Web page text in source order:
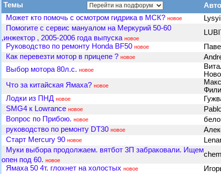
Темы
Может кто помочь с осмотром гидрика в МСК? новое
Помогите с сервис мануалом на Меркурий 50-60
,инжектор , 2005-2006 года выпуска новое
Руководство по ремонту Honda BF50 новое
Как перевезти мотор в прицепе ? новое
Выбор мотора 80л.с. новое
Что за китайская Ямаха? новое
Лодки из ПНД новое
SMG4 к Lowrance новое
Вопрос по Прибою. новое
руководство по ремонту DT30 новое
Старт Mercury 90 новое
Муки выбора продолжаем. вятбот 3П забраковали. Ищем
опен под 60. новое
Ямаха 50 4т. глохнет на холостых новое